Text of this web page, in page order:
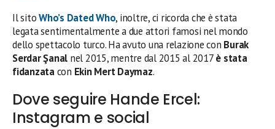
Il sitoWho’s Dated Who, inoltre, ci ricorda che è stata
legata sentimentalmente a due attori famosi nel mondo
dello spettacolo turco. Ha avuto una relazione con Burak
Serdar Şanal nel 2015, mentre dal 2015 al 2017è stata
fidanzatacon Ekin Mert Daymaz.
Dove seguire Hande Ercel:
Instagram e social